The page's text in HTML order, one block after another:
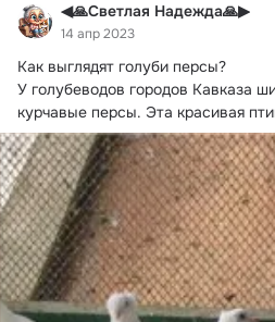
◀🙏Светлая Надежда🙏▶
14 апр 2023
Как выглядят голуби персы?
У голубеводов городов Кавказа
курчавые персы. Эта красивая